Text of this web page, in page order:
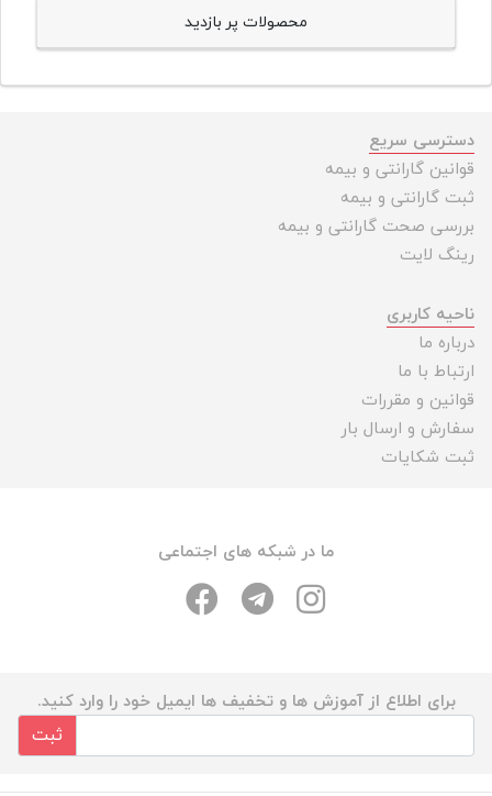
محصولات پر بازدید
دسترسی سریع
قوانین گارانتی و بیمه
ثبت گارانتی و بیمه
بررسی صحت گارانتی و بیمه
رینگ لایت
ناحیه کاربری
درباره ما
ارتباط با ما
قوانین و مقررات
سفارش و ارسال بار
ثبت شکایات
ما در شبکه های اجتماعی
برای اطلاع از آموزش ها و تخفیف ها ایمیل خود را وارد کنید.
ثبت